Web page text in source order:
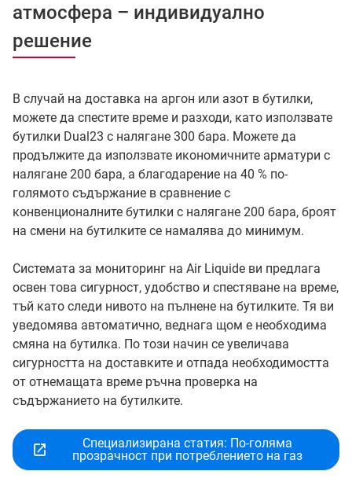
атмосфера – индивидуално
решение
В случай на доставка на аргон или азот в бутилки,
можете да спестите време и разходи, като използвате
бутилки Dual23 с налягане 300 бара. Можете да
продължите да използвате икономичните арматури с
налягане 200 бара, а благодарение на 40 % по-
голямото съдържание в сравнение с
конвенционалните бутилки с налягане 200 бара, броят
на смени на бутилките се намалява до минимум.
Системата за мониторинг на Air Liquide ви предлага
освен това сигурност, удобство и спестяване на време,
тъй като следи нивото на пълнене на бутилките. Тя ви
уведомява автоматично, веднага щом е необходима
смяна на бутилка. По този начин се увеличава
сигурността на доставките и отпада необходимостта
от отнемащата време ръчна проверка на
съдържанието на бутилките.
Специализирана статия: По-голяма
прозрачност при потреблението на газ